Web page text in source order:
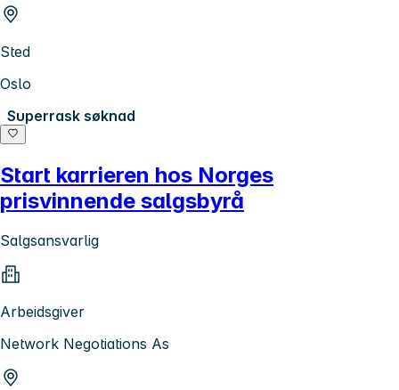
Sted
Oslo
Superrask søknad
Start karrieren hos Norges
prisvinnende salgsbyrå
Salgsansvarlig
Arbeidsgiver
Network Negotiations As